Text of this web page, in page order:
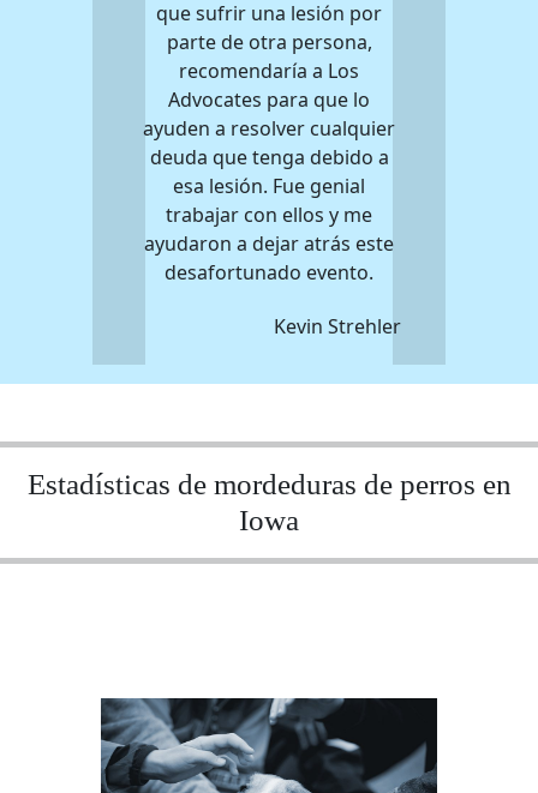
que sufrir una lesión por
parte de otra persona,
recomendaría a Los
Advocates para que lo
ayuden a resolver cualquier
deuda que tenga debido a
esa lesión. Fue genial
trabajar con ellos y me
ayudaron a dejar atrás este
desafortunado evento.
Kevin Strehler
Estadísticas de mordeduras de perros en
Iowa